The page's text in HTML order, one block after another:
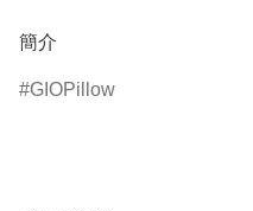
簡介
GIOPillow